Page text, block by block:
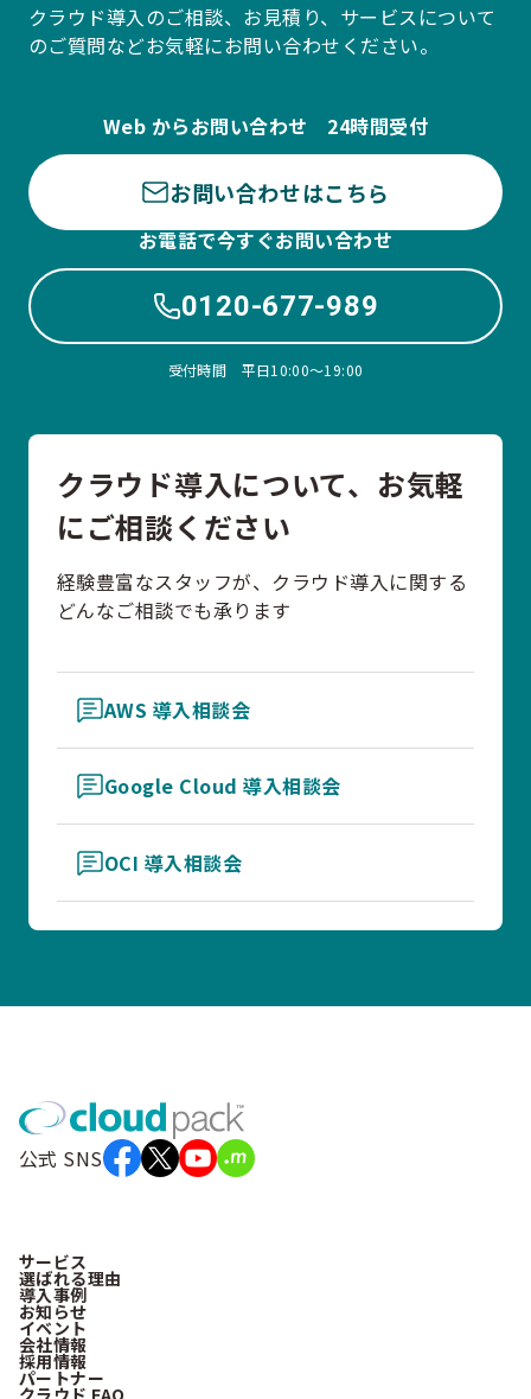
クラウド導入のご相談、お見積り、サービスについて
のご質問などお気軽にお問い合わせください。
Web からお問い合わせ 24時間受付
お問い合わせはこちら
お電話で今すぐお問い合わせ
0120-677-989
受付時間 平日10:00〜19:00
クラウド導入について、お気軽
にご相談ください
経験豊富なスタッフが、クラウド導入に関する
どんなご相談でも承ります
AWS 導入相談会
Google Cloud 導入相談会
OCI 導入相談会
公式 SNS
サービス
選ばれる理由
導入事例
お知らせ
イベント
会社情報
採用情報
パートナー
クラウド FAQ